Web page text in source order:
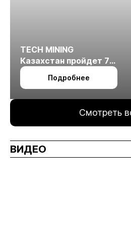
TECH MINING
Казахстан пройдет 7
октября в Алматы
Подробнее
Смотреть
ВИДЕО